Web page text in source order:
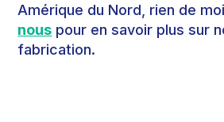
Amérique du Nord, rien de
nous pour en savoir plus sur
fabrication.